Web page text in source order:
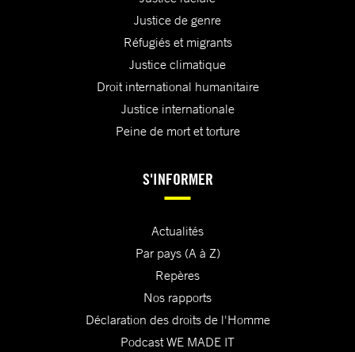
Justice de genre
Réfugiés et migrants
Justice climatique
Droit international humanitaire
Justice internationale
Peine de mort et torture
S'INFORMER
Actualités
Par pays (A à Z)
Repères
Nos rapports
Déclaration des droits de l'Homme
Podcast WE MADE IT